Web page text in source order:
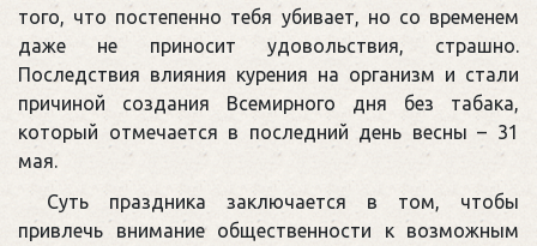
того, что постепенно тебя убивает, но со временем
даже не приносит удовольствия, страшно.
Последствия влияния курения на организм и стали
причиной создания Всемирного дня без табака,
который отмечается в последний день весны – 31
мая.
Суть праздника заключается в том, чтобы
привлечь внимание общественности к возможным